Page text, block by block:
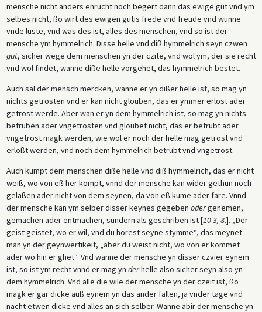
mensche nicht anders enrucht noch begert dann das ewige gut vnd ym
selbes nicht, ßo wirt des ewigen gutis frede vnd freude vnd wunne
vnde luste, vnd was des ist, alles des menschen, vnd so ist der
mensche ym hymmelrich. Disse helle vnd diß hymmelrich seyn czwen
gut, sicher wege dem menschen yn der czite, vnd wol ym, der sie recht
vnd wol findet, wanne diße helle vorgehet, das hymmelrich bestet.
Auch sal der mensch mercken, wanne er yn dißer helle ist, so mag yn
nichts getrosten vnd er kan nicht glouben, das er ymmer erlost ader
getrost werde. Aber wan er yn dem hymmelrich ist, so mag yn nichts
betruben ader vngetrosten vnd gloubet nicht, das er betrubt ader
vngetrost magk werden, wie wol er noch der helle mag getrost vnd
erloßt werden, vnd noch dem hymmelrich betrubt vnd vngetrost.
Auch kumpt dem menschen diße helle vnd diß hymmelrich, das er nicht
weiß, wo von eß her kompt, vnnd der mensche kan wider gethun noch
gelaßen ader nicht von dem seynen, da von eß kume ader fare. Vnnd
der mensche kan ym selber disser keynes gegeben odergenemen,
gemachen ader entmachen, sundern als geschriben ist [10 3, 8.]. „Der
geist geistet, wo er wil, vnd du horest seyne stymme“, das meynet
man yn der geynwertikeit, „aber du weist nicht, wo von er kommet
ader wo hin er ghet“. Vnd wanne der mensche yn disser czvier eynem
ist, so ist ym recht vnnd er mag yn derhelle also sicher seyn also yn
dem hymmelrich. Vnd alle die wile der mensche yn der czeit ist, ßo
magk er gar dicke auß eynem yn das ander fallen, ja vnder tage vnd
nacht etwen dicke vnd alles an sich selber. Wanne abir der mensche yn